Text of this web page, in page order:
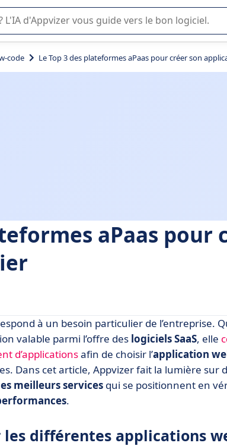
guide dans l'utilisation ou la sélection de logiciel
code Le Top 3 des plateformes aPaas pour créer son
aPaas pour
applications web
pour réaliser son projet d’application
partenaire
à un besoin particulier de l’entreprise.
valable parmi l’offre des logiciels SaaS, elle
d’applicationsafin de choisir l’application
Dans cet article, Appvizer fait la lumière sur
meilleurs services qui se positionnent en
.
les différentes applications